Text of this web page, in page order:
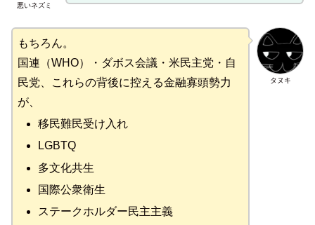
悪いネズミ
タヌキ
もちろん。
国連（WHO）・ダボス会議・米民主党・自
民党、これらの背後に控える金融寡頭勢力
が、
移民難民受け入れ
LGBTQ
多文化共生
国際公衆衛生
ステークホルダー民主主義